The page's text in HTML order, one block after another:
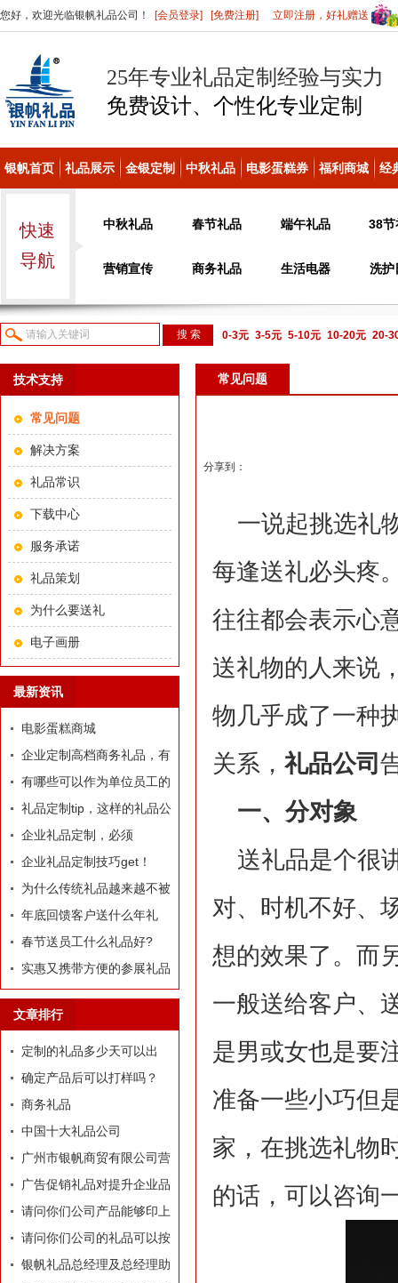
您好，欢迎光临银帆礼品公司！ [会员登录] [免费注册] 立即注册，好礼赠送
25年专业礼品定制经验与实力
免费设计、个性化专业定制
银帆首页 礼品展示 金银定制 中秋礼品 电影蛋糕券 福利商城 经
快速
导航
中秋礼品 春节礼品 端午礼品 38节
营销宣传 商务礼品 生活电器 洗护
0-3元 3-5元 5-10元 10-20元 20-
议或电话咨询
技术支持
常见问题
解决方案
礼品常识
下载中心
服务承诺
礼品策划
为什么要送礼
电子画册
最新资讯
电影蛋糕商城
企业定制高档商务礼品，有
哪些推荐？
有哪些可以作为单位员工的
定制礼品？
礼品定制tip，这样的礼品公
司我才爱！
企业礼品定制，必须
有“里”、有“面”
企业礼品定制技巧get！
为什么传统礼品越来越不被
选择了
年底回馈客户送什么年礼
好?
春节送员工什么礼品好?
实惠又携带方便的参展礼品
文章排行
定制的礼品多少天可以出
货？
确定产品后可以打样吗？
商务礼品
中国十大礼品公司
广州市银帆商贸有限公司营
业执照
广告促销礼品对提升企业品
牌有着莫大的作用
请问你们公司产品能够印上
我们公司的LOGO和广告
吗？
请问你们公司的礼品可以按
照我们的要求和构思专门设
银帆礼品总经理及总经理助
常见问题
分享到：
一说起挑选礼
每逢送礼必头疼
往往都会表示心
送礼物的人来说
物几乎成了一种
关系， 礼品公司
一、分对象
送礼品是个很
对、时机不好、
想的效果了。而
一般送给客户、
是男或女也是要
准备一些小巧但
家，在挑选礼物
的话，可以咨询